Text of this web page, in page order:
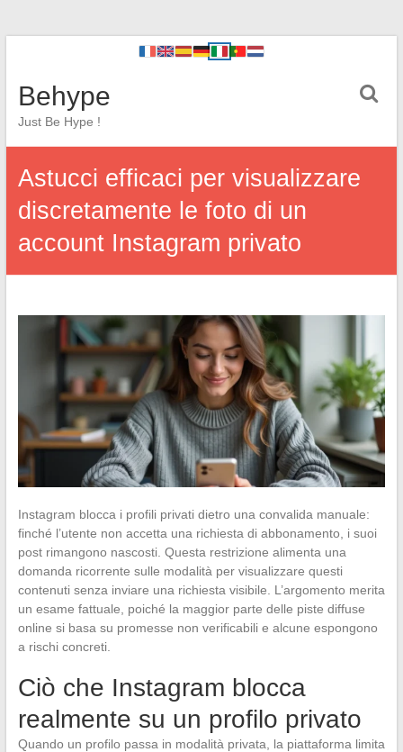
Behype
Just Be Hype !
Astucci efficaci per visualizzare
discretamente le foto di un
account Instagram privato
Instagram blocca i profili privati dietro una convalida manuale:
finché l’utente non accetta una richiesta di abbonamento, i suoi
post rimangono nascosti. Questa restrizione alimenta una
domanda ricorrente sulle modalità per visualizzare questi
contenuti senza inviare una richiesta visibile. L’argomento merita
un esame fattuale, poiché la maggior parte delle piste diffuse
online si basa su promesse non verificabili e alcune espongono
a rischi concreti.
Ciò che Instagram blocca
realmente su un profilo privato
Quando un profilo passa in modalità privata, la piattaforma limita